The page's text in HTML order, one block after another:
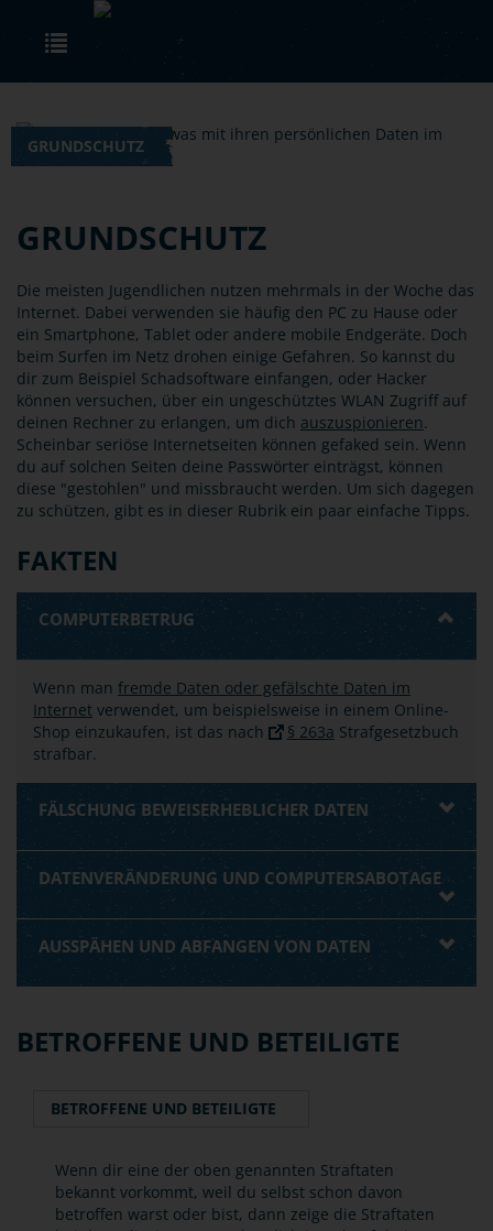
Skip to main content
GRUNDSCHUTZ
GRUNDSCHUTZ
Die meisten Jugendlichen nutzen mehrmals in der Woche das
Internet. Dabei verwenden sie häufig den PC zu Hause oder
ein Smartphone, Tablet oder andere mobile Endgeräte. Doch
beim Surfen im Netz drohen einige Gefahren. So kannst du
dir zum Beispiel Schadsoftware einfangen, oder Hacker
können versuchen, über ein ungeschütztes WLAN Zugriff auf
deinen Rechner zu erlangen, um dich auszuspionieren.
Scheinbar seriöse Internetseiten können gefaked sein. Wenn
du auf solchen Seiten deine Passwörter einträgst, können
diese "gestohlen" und missbraucht werden. Um sich dagegen
zu schützen, gibt es in dieser Rubrik ein paar einfache Tipps.
FAKTEN
COMPUTERBETRUG
Wenn man fremde Daten oder gefälschte Daten im
Internet verwendet, um beispielsweise in einem Online-
Shop einzukaufen, ist das nach
§ 263a Strafgesetzbuch
strafbar.
FÄLSCHUNG BEWEISERHEBLICHER DATEN
DATENVERÄNDERUNG UND COMPUTERSABOTAGE
AUSSPÄHEN UND ABFANGEN VON DATEN
BETROFFENE UND BETEILIGTE
BETROFFENE UND BETEILIGTE
Wenn dir eine der oben genannten Straftaten
bekannt vorkommt, weil du selbst schon davon
betroffen warst oder bist, dann zeige die Straftaten